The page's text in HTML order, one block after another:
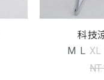
科技
M L XL